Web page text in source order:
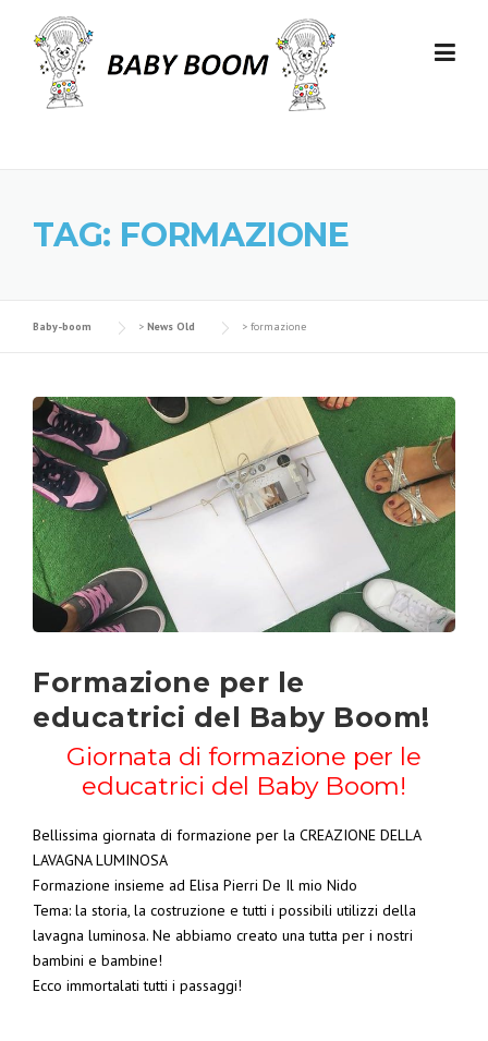
Skip to content
TAG: FORMAZIONE
Baby-boom > News Old > formazione
Formazione per le
educatrici del Baby Boom!
Giornata di formazione per le
educatrici del Baby Boom!
Bellissima giornata di formazione per la CREAZIONE DELLA
LAVAGNA LUMINOSA
Formazione insieme ad Elisa Pierri De Il mio Nido
Tema: la storia, la costruzione e tutti i possibili utilizzi della
lavagna luminosa. Ne abbiamo creato una tutta per i nostri
bambini e bambine!
Ecco immortalati tutti i passaggi!